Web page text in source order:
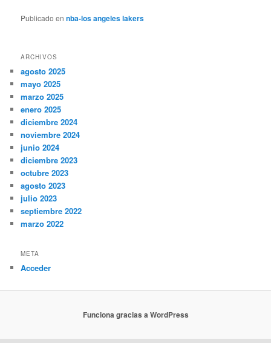
Publicado en nba-los angeles lakers
ARCHIVOS
agosto 2025
mayo 2025
marzo 2025
enero 2025
diciembre 2024
noviembre 2024
junio 2024
diciembre 2023
octubre 2023
agosto 2023
julio 2023
septiembre 2022
marzo 2022
META
Acceder
Funciona gracias a WordPress